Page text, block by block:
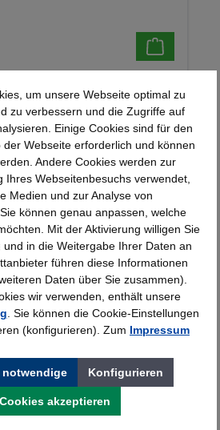
Serie 70-BV
Details
um unsere Webseite optimal zu
zu verbessern und die Zugriffe auf
Einige Cookies sind für den
Webseite erforderlich und können
Andere Cookies werden zur
Ihres Webseitenbesuchs verwendet,
Medien und zur Analyse von
können genau anpassen, welche
Mit der Aktivierung willigen Sie
und in die Weitergabe Ihrer Daten an
führen diese Informationen
Daten über Sie zusammen).
wir verwenden, enthält unsere
. Sie können die Cookie-Einstellungen
(konfigurieren). Zum Impressum
Konfigurieren
akzeptieren